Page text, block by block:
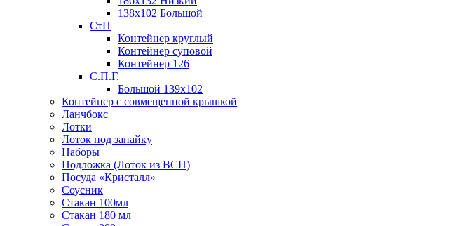
138х102 Большой
СтП
Контейнер круглый
Контейнер суповой
Контейнер 126
С.П.Г.
Большой 139х102
Контейнер с совмещенной крышкой
Ланчбокс
Лотки
Лоток под запайку
Наборы
Подложка (Лоток из ВСП)
Посуда «Кристалл»
Соусник
Стакан 100мл
Стакан 180 мл